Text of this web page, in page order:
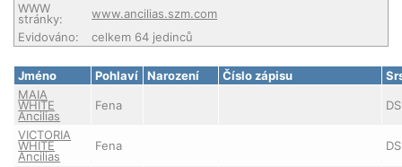
WWW
stránky:
www.ancilias.szm.com
Evidováno:
celkem 64 jedinců
Jméno Pohlaví Narození Číslo zápisu
MAIA
WHITE
Ancilias
Fena DS
VICTORIA
WHITE
Ancilias
Fena DS